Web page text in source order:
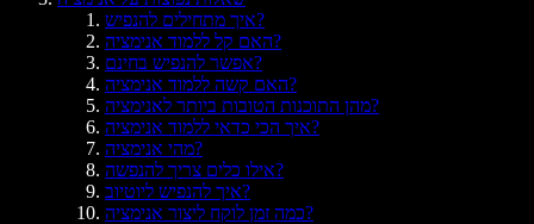
איך מתחילים להנפיש?
האם קל ללמוד אנימציה?
אפשר להנפיש בחינם?
האם קשה ללמוד אנימציה?
מהן התוכנות הטובות ביותר לאנימציה?
איך הכי כדאי ללמוד אנימציה?
מהי אנימציה?
אילו כלים צריך להנפשה?
איך להנפיש ליוטיוב?
כמה זמן לוקח ליצור אנימציה?